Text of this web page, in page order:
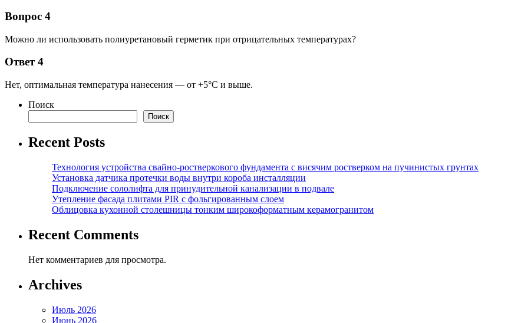
Вопрос 4
Можно ли использовать полиуретановый герметик при отрицательных температурах?
Ответ 4
Нет, оптимальная температура нанесения — от +5°C и выше.
Поиск
Поиск
Recent Posts
Технология устройства свайно-ростверкового фундамента с висячим ростверком на пучинистых грунтах
Установка датчика протечки воды внутри короба инсталляции
Подключение сололифта для принудительной канализации в подвале
Утепление фасада плитами PIR с фольгированным слоем
Облицовка кухонной столешницы тонким широкоформатным керамогранитом
Recent Comments
Нет комментариев для просмотра.
Archives
Июль 2026
Июнь 2026